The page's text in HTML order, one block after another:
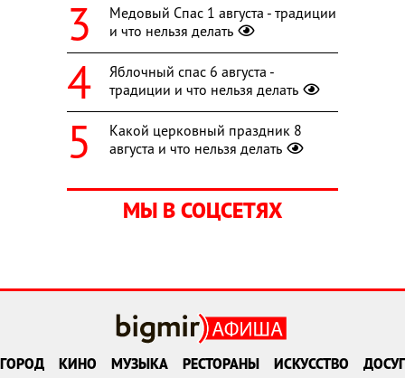
Медовый Спас 1 августа - традиции
и что нельзя делать
Яблочный спас 6 августа -
традиции и что нельзя делать
Какой церковный праздник 8
августа и что нельзя делать
МЫ В СОЦСЕТЯХ
ГОРОД КИНО МУЗЫКА РЕСТОРАНЫ ИСКУССТВО ДОСУГ